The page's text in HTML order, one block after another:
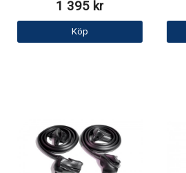
1 395 kr
Köp